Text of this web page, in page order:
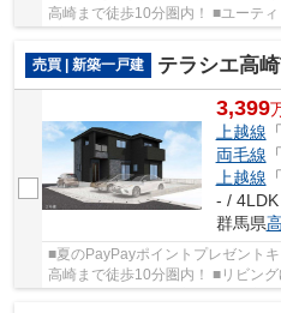
高崎まで徒歩10分圏内！ ■ユーテ
売買 | 新築一戸建
テラシエ高
3,399
上越線 「
両毛線 「
上越線 「
- /
群馬県
■夏のPayPayポイントプレゼント
高崎まで徒歩10分圏内！ ■リビン